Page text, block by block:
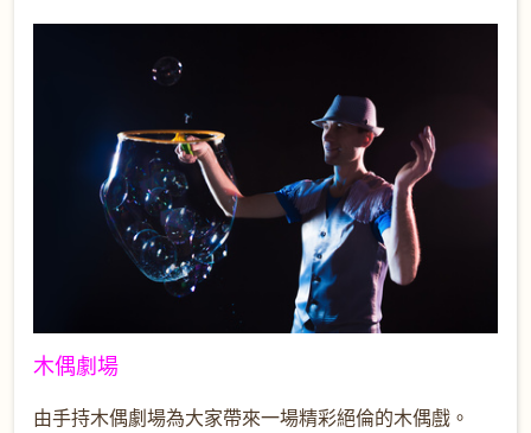
木偶劇場
由手持木偶劇場為大家帶來一場精彩絕倫的木偶戲。